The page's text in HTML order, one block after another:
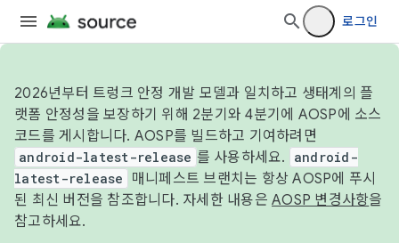
로그인
2026년부터 트렁크 안정 개발 모델과 일치하고 생태계의 플
랫폼 안정성을 보장하기 위해 2분기와 4분기에 AOSP에 소스
코드를 게시합니다. AOSP를 빌드하고 기여하려면
android-latest-release 를 사용하세요.
android-
latest-release
매니페스트 브랜치는 항상 AOSP에 푸시
된 최신 버전을 참조합니다. 자세한 내용은 AOSP 변경사항을
참고하세요.